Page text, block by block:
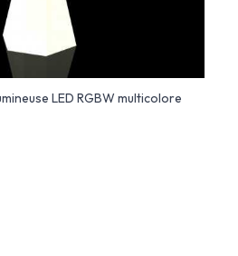
LED RGBW multicolore